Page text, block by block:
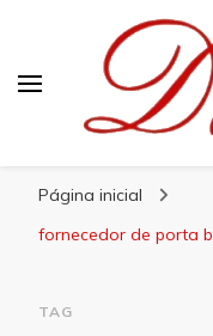
Página inicial
fornecedor de porta
TAG